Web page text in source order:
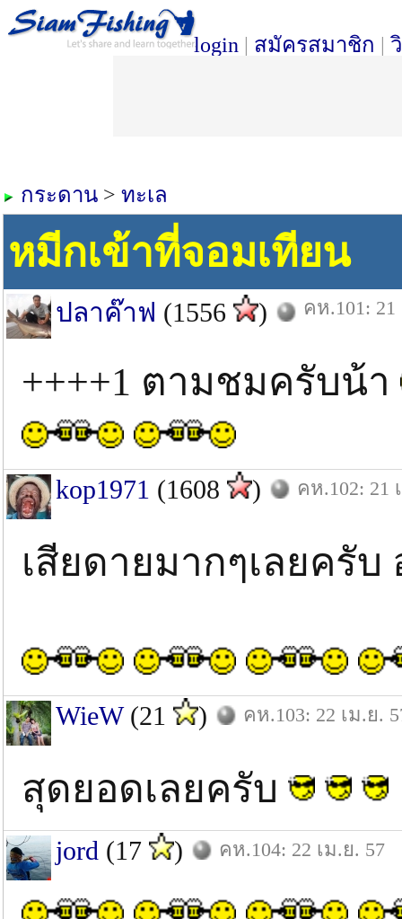
login | สมัครสมาชิก |
กระดาน > ทะเล
หมีกเข้าที่จอมเทียน
ปลาค๊าฟ (1556 ) คห.101: 21
++++1 ตามชมครับน้า
kop1971 (1608 ) คห.102: 21
เสียดายมากๆเลยครั
WieW(21 ) คห.103: 22 เม.ย.
สุดยอดเลยครับ
jord (17 ) คห.104: 22 เม.ย. 57